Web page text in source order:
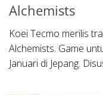
Alchemists
Koei Tecmo merilis
Alchemists. Game
Januari di Jepang.